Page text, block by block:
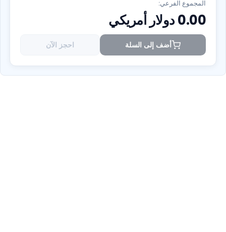
المجموع الفرعي:
0.00دولار أمريكي
أضف إلى السلة احجز الآن